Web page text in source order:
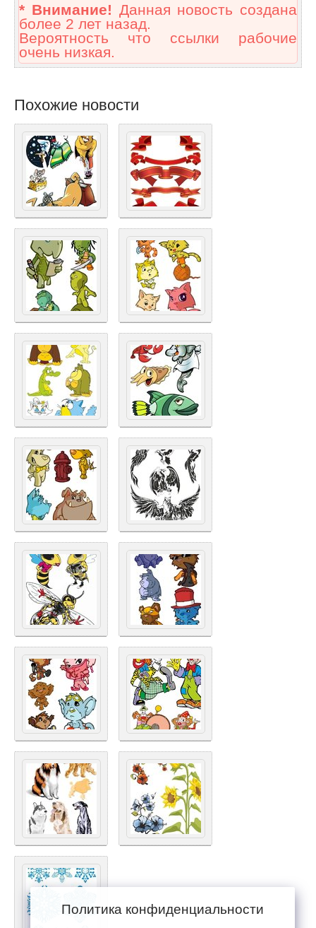
* Внимание! Данная новость создана
более 2 лет назад.
Вероятность что ссылки рабочие
очень низкая.
Похожие новости
Политика конфиденциальности